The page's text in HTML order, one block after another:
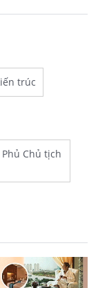
trúc
Chủ tịch